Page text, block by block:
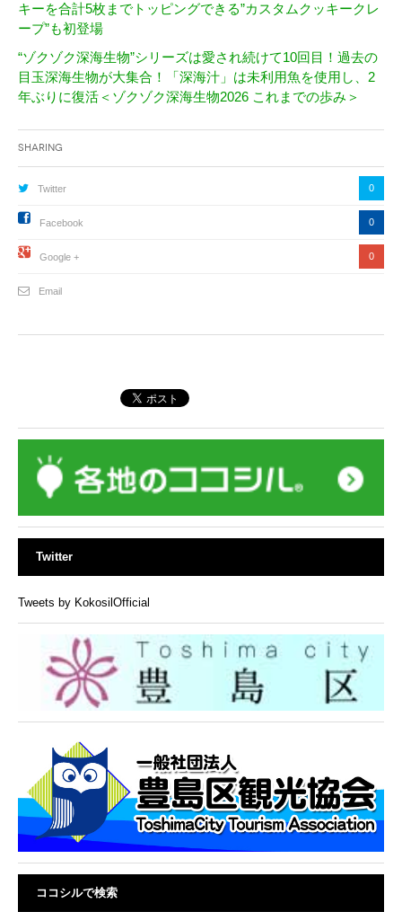
キーを合計5枚までトッピングできる”カスタムクッキークレ
ープ”も初登場
“ゾクゾク深海生物”シリーズは愛され続けて10回目！過去の
目玉深海生物が大集合！「深海汁」は未利用魚を使用し、2
年ぶりに復活＜ゾクゾク深海生物2026 これまでの歩み＞
Sharing
Twitter 0
Facebook 0
Google + 0
Email
Twitter
Tweets by KokosilOfficial
ココシルで検索